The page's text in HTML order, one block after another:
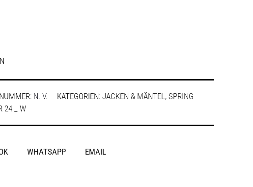
N. V. KATEGORIEN: JACKEN & MÄNTEL, SPRING
24 _ W
WHATSAPP EMAIL